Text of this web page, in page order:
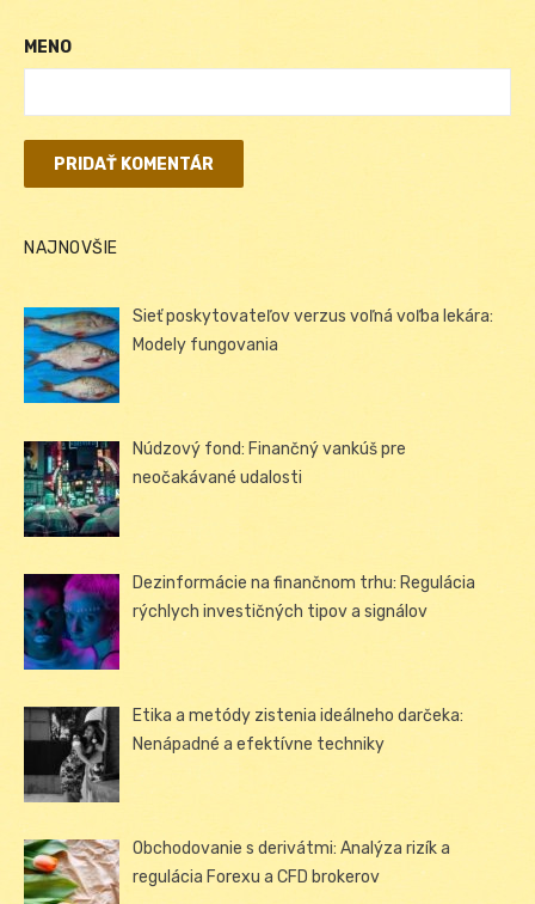
MENO
NAJNOVŠIE
Sieť poskytovateľov verzus voľná voľba lekára:
Modely fungovania
Núdzový fond: Finančný vankúš pre
neočakávané udalosti
Dezinformácie na finančnom trhu: Regulácia
rýchlych investičných tipov a signálov
Etika a metódy zistenia ideálneho darčeka:
Nenápadné a efektívne techniky
Obchodovanie s derivátmi: Analýza rizík a
regulácia Forexu a CFD brokerov